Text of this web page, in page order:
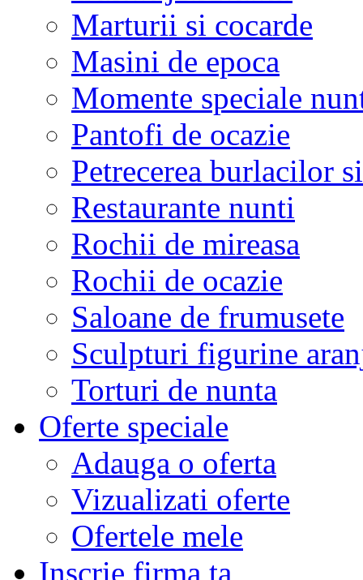
Marturii si cocarde
Masini de epoca
Momente speciale
Pantofi de ocazie
Petrecerea burlacilor
Restaurante nunti
Rochii de mireasa
Rochii de ocazie
Saloane de frumusete
Sculpturi figurine
Torturi de nunta
Oferte speciale
Adauga o oferta
Vizualizati oferte
Ofertele mele
Inscrie firma ta